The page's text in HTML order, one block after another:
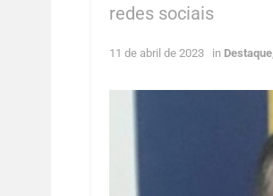
redes sociais
11 de abril de 2023 in Destaque